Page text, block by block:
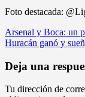
Foto destacada:
Navegación
de
entradas
Arsenal y Boca: un
Huracán ganó y
Deja una
Tu dirección de